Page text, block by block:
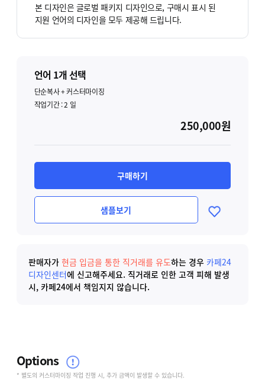
Options
* 별도의 커스터마이징 작업 진행 시, 추가 금액이 발생할 수 있습니다.
본 디자인은 글로벌 패키지 디자인으로, 구매시 표시 된
지원 언어의 디자인을 모두 제공해 드립니다.
언어 1개 선택
단순복사 + 커스터마이징
작업기간 :2 일
250,000원
구매하기
샘플보기
판매자가 현금 입금을 통한 직거래를 유도하는 경우 카페24
디자인센터에 신고해주세요. 직거래로 인한 고객 피해 발생
시, 카페24에서 책임지지 않습니다.